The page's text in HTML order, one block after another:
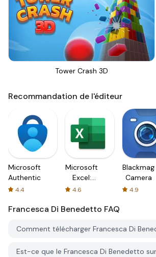
Tower Crash 3D
Recommandation de l'éditeur
Microsoft
Authenticator
4.4
Microsoft
Excel:
Spreadsheets
4.6
Blackmagic
Camera
4.9
Francesca Di Benedetto FAQ